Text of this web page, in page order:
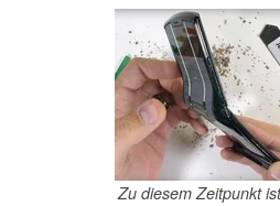
Zu diesem Zeitpunkt